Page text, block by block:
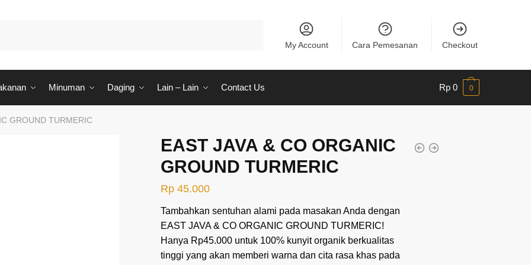
My Account Cara Pemesanan Checkout
Minuman Daging Lain – Lain Contact Us Rp 0 0
GROUND TURMERIC
EAST JAVA & CO ORGANIC
GROUND TURMERIC
Rp45.000
Tambahkan sentuhan alami pada masakan Anda dengan
EAST JAVA & CO ORGANIC GROUND TURMERIC!
Hanya Rp45.000 untuk 100% kunyit organik berkualitas
tinggi yang akan memberi warna dan cita rasa khas pada